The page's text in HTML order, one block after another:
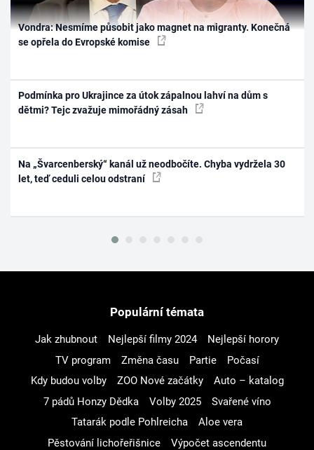
Vondra: Nesmíme působit jako magnet na migranty. Konečná
se opřela do Evropské komise
Podmínka pro Ukrajince za útok zápalnou lahví na dům s
dětmi? Tejc zvažuje mimořádný zásah
Na „Švarcenberský“ kanál už neodbočíte. Chyba vydržela 30
let, teď ceduli celou odstraní
Populární témata
Jak zhubnout Nejlepší filmy 2024
Nejlepší horory
TV program
Změna času Partie
Počasí
Kdy budou volby
ZOO Nové začátky
Auto – katalog
7 pádů Honzy Dědka
Volby 2025
Svařené víno
Tatarák podle Pohlreicha
Aloe vera
Pěstování lichořeřišnice
Výpočet ascendentu